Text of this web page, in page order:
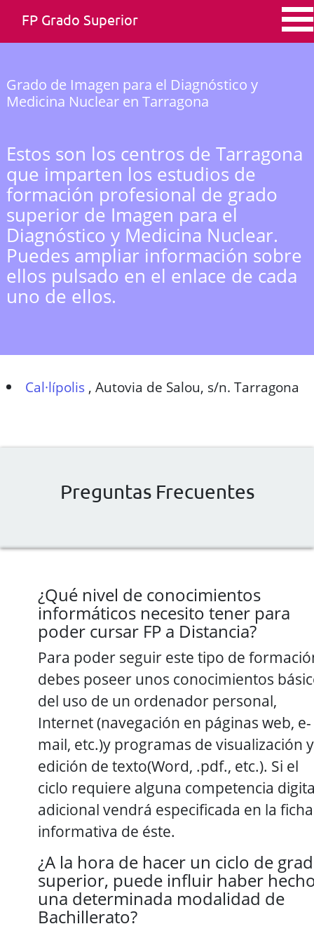
FP Grado Superior
Grado de Imagen para el Diagnóstico y
Medicina Nuclear en Tarragona
Estos son los centros de Tarragona
que imparten los estudios de
formación profesional de grado
superior de Imagen para el
Diagnóstico y Medicina Nuclear.
Puedes ampliar información sobre
ellos pulsado en el enlace de cada
uno de ellos.
Cal·lípolis ,Autovia de Salou, s/n. Tarragona
Preguntas Frecuentes
¿Qué nivel de conocimientos
informáticos necesito tener para
poder cursar FP a Distancia?
Para poder seguir este tipo de
debes poseer unos conocimientos
del uso de un ordenador personal,
Internet (navegación en páginas web, e-
mail, etc.)y programas de visualización y
edición de texto(Word, .pdf., etc.). Si el
ciclo requiere alguna competencia
adicional vendrá especificada en la ficha
informativa de éste.
¿A la hora de hacer un ciclo de
superior, puede influir haber
una determinada modalidad de
Bachillerato?